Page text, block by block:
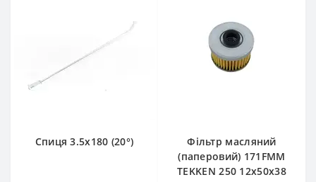
Спиця 3.5х180 (20°)
Фільтр масляний
(паперовий) 171FMM
TEKKEN 250 12х50х38